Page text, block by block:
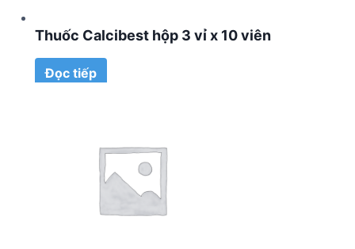
Thuốc Calcibest hộp 3 vỉ x 10 viên
Đọc tiếp